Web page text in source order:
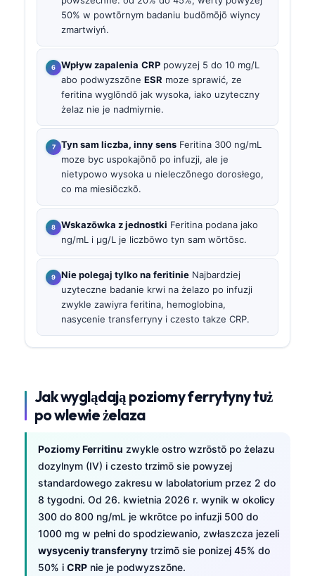
50% w powtōrnym badaniu budōmōjō wiyncy
zmartwiyń.
Wpływ zapalenia CRP powyzej 5 do 10 mg/L
abo podwyzszōne ESR moze sprawić, ze
feritina wyglōndŏ jak wysoka, iako uzyteczny
żelaz nie je nadmiyrnie.
Tyn sam liczba, inny sens Feritina 300 ng/mL
moze byc uspokajōnō po infuzji, ale je
nietypowo wysoka u nieleczōnego dorosłego,
co ma miesiōczkō.
Wskazōwka z jednostki Feritina podana jako
ng/mL i µg/L je liczbōwo tyn sam wōrtōsc.
Nie polegaj tylko na feritinie Najbardziej
uzyteczne badanie krwi na żelazo po infuzji
zwykle zawiyra feritina, hemoglobina,
nasycenie transferryny i czesto takze CRP.
Jak wyglądają poziomy ferrytyny tuż
po wlewie żelaza
Poziomy Ferritinu zwykle ostro wzrōstō po żelazu
dozylnym (IV) i czesto trzimō sie powyzej
standardowego zakresu w labolatorium przez 2 do
8 tygodni. Od 26. kwietnia 2026 r. wynik w okolicy
300 do 800 ng/mL je wkrōtce po infuzji 500 do
1000 mg w pełni do spodziewanio, zwłaszcza jezeli
wysyceniy transferyny trzimō sie ponizej 45% do
50% i CRP nie je podwyzszōne.